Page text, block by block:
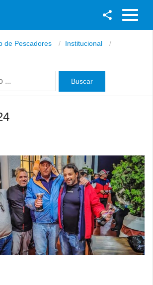
Youtube
Instagram
de Pescadores
Institucional